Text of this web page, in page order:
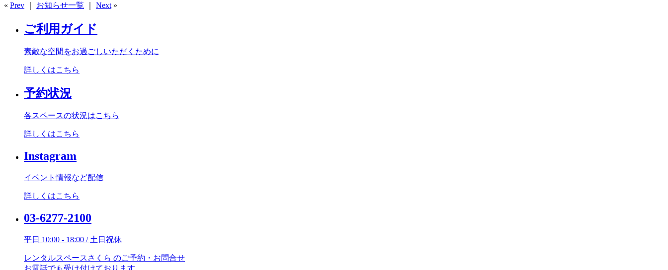
« Prev お知らせ一覧 Next »
ご利用ガイド
素敵な空間をお過ごしいただくために
詳しくはこちら
予約状況
各スペースの状況はこちら
詳しくはこちら
Instagram
イベント情報など配信
詳しくはこちら
03-6277-2100
平日 10:00 - 18:00 / 土日祝休
レンタルスペースさくら のご予約・お問合せ
お電話でも受け付けております。